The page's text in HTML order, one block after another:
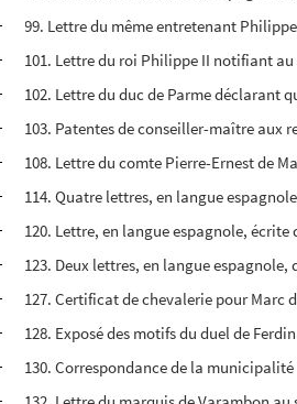
99. Lettre du même entretenant
101. Lettre du roi Philippe II notifiant
102. Lettre du duc de Parme déclarant
103. Patentes de conseiller-maître aux
108. Lettre du comte Pierre-Ernest de
114. Quatre lettres, en langue
120. Lettre, en langue espagnole,
123. Deux lettres, en langue
127. Certificat de chevalerie pour Marc
128. Exposé des motifs du duel de
130. Correspondance de la